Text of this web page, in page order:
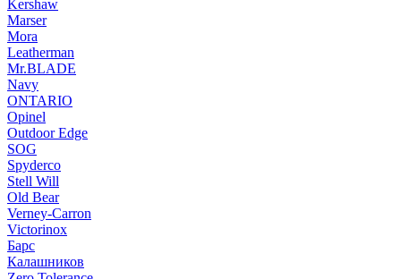
Kershaw
Marser
Mora
Leatherman
Mr.BLADE
Navy
ONTARIO
Opinel
Outdoor Edge
SOG
Spyderco
Stell Will
Old Bear
Verney-Carron
Victorinox
Барс
Калашников